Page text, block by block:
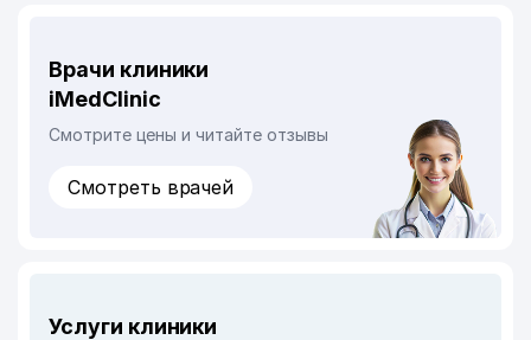
Врачи клиники
iMedClinic
Смотрите цены и читайте отзывы
Смотреть врачей
Услуги клиники